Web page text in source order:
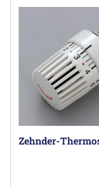
Zehnder-